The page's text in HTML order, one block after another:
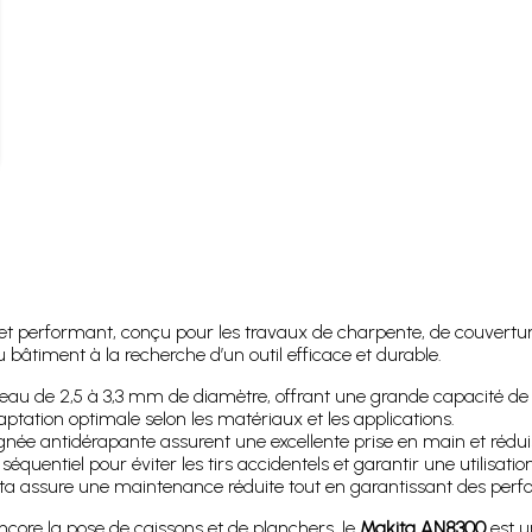
performant, conçu pour les travaux de charpente, de
à la recherche d’un outil efficace et durable.
de 2,5 à 3,3 mm de diamètre, offrant une grande capacité
optimale selon les matériaux et les applications.
antidérapante assurent une excellente prise en main et
pour éviter les tirs accidentels et garantir une
assure une maintenance réduite tout en garantissant des
la pose de caissons et de planchers, le Makita AN8300est